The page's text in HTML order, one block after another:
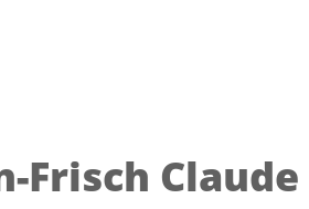
Frisch Claude